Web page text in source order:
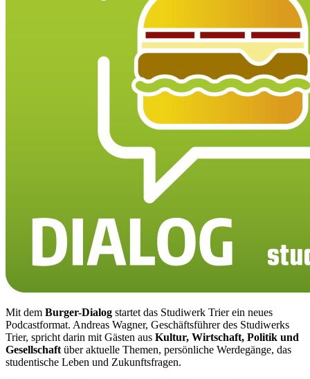
Mit dem Burger-Dialog startet das Studiwerk Trier ein neues
Podcastformat. Andreas Wagner, Geschäftsführer des Studiwerks
Trier, spricht darin mit Gästen aus Kultur, Wirtschaft, Politik und
Gesellschaftüber aktuelle Themen, persönliche Werdegänge, das
studentische Leben und Zukunftsfragen.